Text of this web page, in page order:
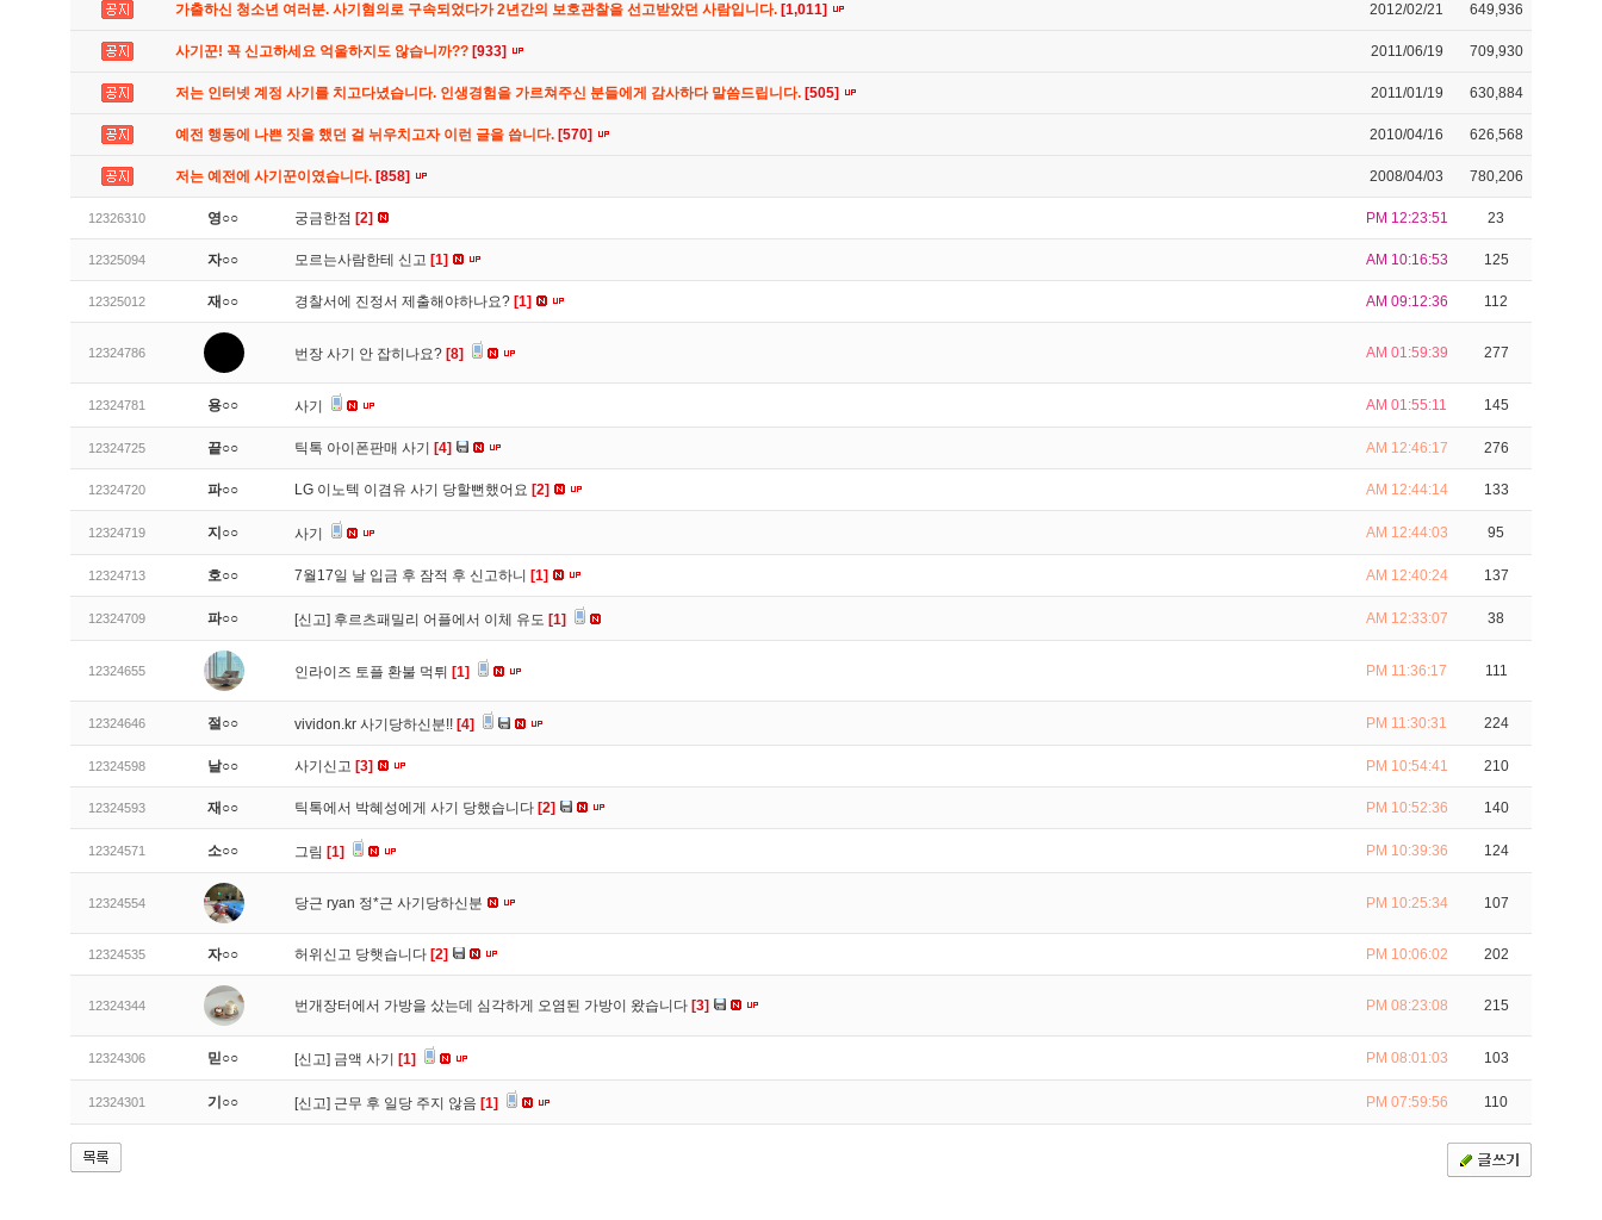
가출하신 청소년 여러분. 사기혐의로 구속되었다가 2년간의 보호관찰을 선고받았던 사람입니다. [1,011] 2012/02/21 649,936
사기꾼! 꼭 신고하세요 억울하지도 않습니까?? [933] 2011/06/19 709,930
저는 인터넷 계정 사기를 치고다녔습니다. 인생경험을 가르쳐주신 분들에게 감사하다 말씀드립니다. [505] 2011/01/19 630,884
예전 행동에 나쁜 짓을 했던 걸 뉘우치고자 이런 글을 씁니다. [570] 2010/04/16 626,568
저는 예전에 사기꾼이였습니다. [858] 2008/04/03 780,206
12326310 영○○ 궁금한점 [2] PM 12:23:51 23
12325094 자○○ 모르는사람한테 신고 [1] AM 10:16:53 125
12325012 재○○ 경찰서에 진정서 제출해야하나요? [1] AM 09:12:36 112
12324786 번장 사기 안 잡히나요? [8] AM 01:59:39 277
12324781 용○○ 사기 AM 01:55:11 145
12324725 끝○○ 틱톡 아이폰판매 사기 [4] AM 12:46:17 276
12324720 파○○ LG 이노텍 이겸유 사기 당할뻔했어요 [2] AM 12:44:14 133
12324719 지○○ 사기 AM 12:44:03 95
12324713 호○○ 7월17일 날 입금 후 잠적 후 신고하니 [1] AM 12:40:24 137
12324709 파○○ [신고] 후르츠패밀리 어플에서 이체 유도 [1] AM 12:33:07 38
12324655 인라이즈 토플 환불 먹튀 [1] PM 11:36:17 111
12324646 절○○ vividon.kr 사기당하신분!! [4] PM 11:30:31 224
12324598 날○○ 사기신고 [3] PM 10:54:41 210
12324593 재○○ 틱톡에서 박혜성에게 사기 당했습니다 [2] PM 10:52:36 140
12324571 소○○ 그림 [1] PM 10:39:36 124
12324554 당근 ryan 정*근 사기당하신분 PM 10:25:34 107
12324535 자○○ 허위신고 당햇습니다 [2] PM 10:06:02 202
12324344 번개장터에서 가방을 샀는데 심각하게 오염된 가방이 왔습니다 [3] PM 08:23:08 215
12324306 믿○○ [신고] 금액 사기 [1] PM 08:01:03 103
12324301 기○○ [신고] 근무 후 일당 주지 않음 [1] PM 07:59:56 110